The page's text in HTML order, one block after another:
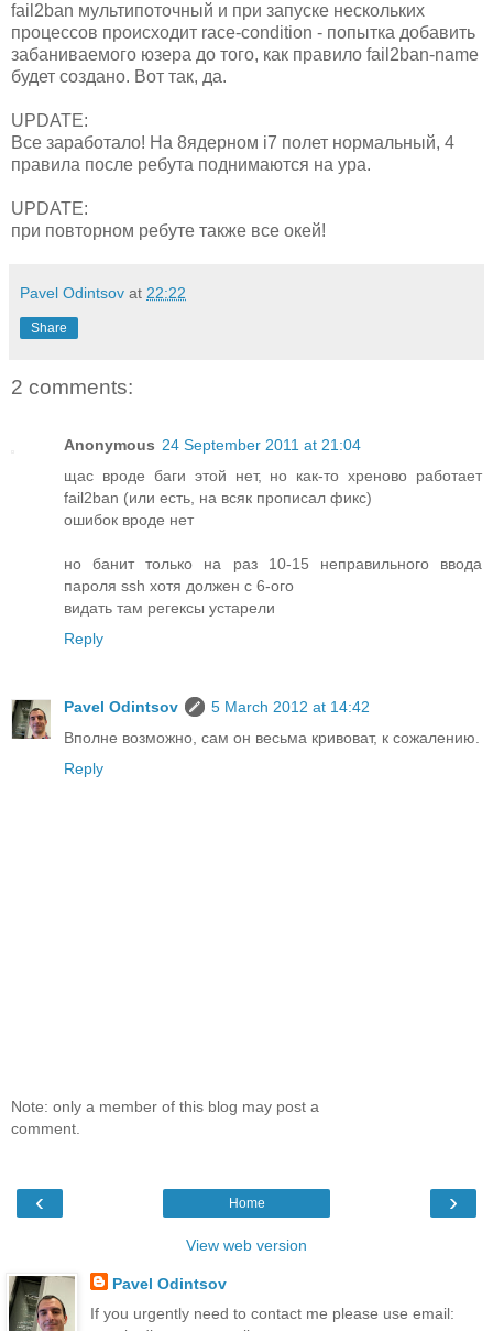
fail2ban мультипоточный и при запуске нескольких
процессов происходит race-condition - попытка добавить
забаниваемого юзера до того, как правило fail2ban-name
будет создано. Вот так, да.
UPDATE:
Все заработало! На 8ядерном i7 полет нормальный, 4
правила после ребута поднимаются на ура.
UPDATE:
при повторном ребуте также все окей!
Pavel Odintsov at 22:22
Share
2 comments:
Anonymous 24 September 2011 at 21:04
щас вроде баги этой нет, но как-то хреново работает
fail2ban (или есть, на всяк прописал фикс)
ошибок вроде нет
но банит только на раз 10-15 неправильного ввода
пароля ssh хотя должен с 6-ого
видать там регексы устарели
Reply
Pavel Odintsov
5 March 2012 at 14:42
Вполне возможно, сам он весьма кривоват, к сожалению.
Reply
Note: only a member of this blog may post a
comment.
‹ ›
Home
View web version
Pavel Odintsov
If you urgently need to contact me please use email: